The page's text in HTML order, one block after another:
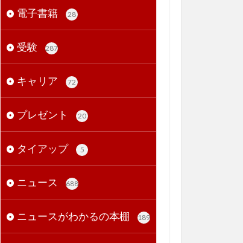
電子書籍 28
受験 287
キャリア 72
プレゼント 20
タイアップ 5
ニュース 688
ニュースがわかるの本棚 189